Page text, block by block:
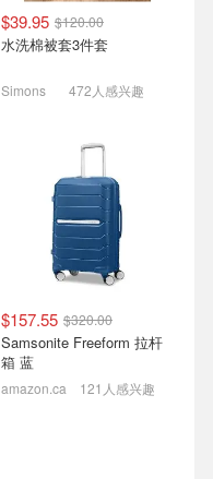
Samsonite 突发好价 登机
箱+中号箱2件$159(之前定
$39.95 $120.00
水洗棉被套3件套
Simons 472人感兴趣
$157.55 $320.00
Samsonite Freeform 拉杆
箱 蓝
amazon.ca 121人感兴趣